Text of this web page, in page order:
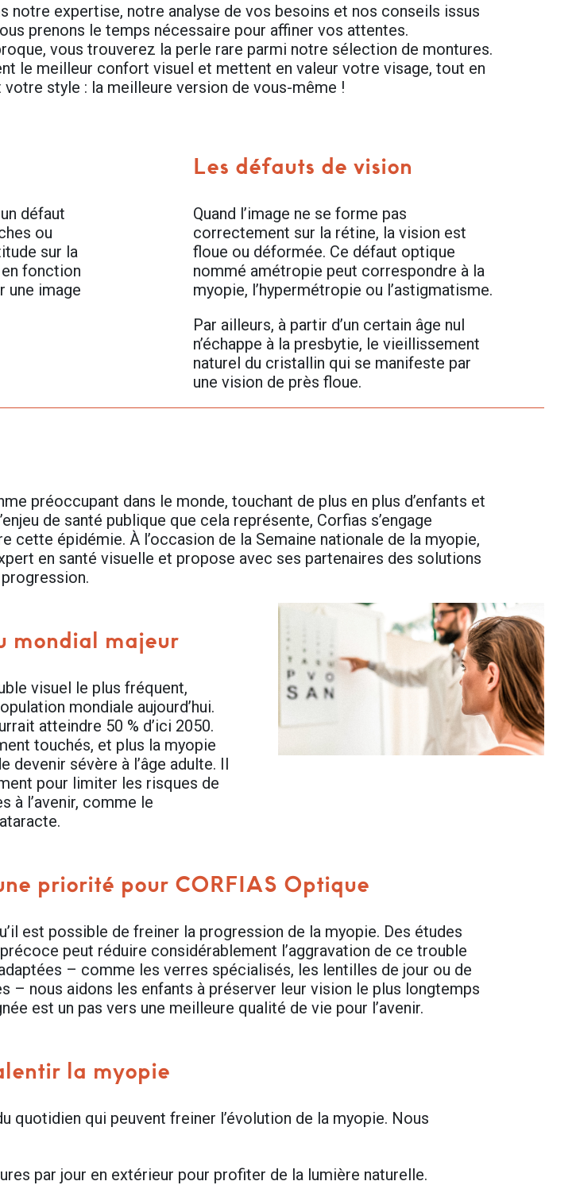
notre expertise, notre analyse de vos besoins et nos conseils issus
prenons le temps nécessaire pour affiner vos attentes.
vous trouverez la perle rare parmi notre sélection de montures.
le meilleur confort visuel et mettent en valeur votre visage, tout en
style : la meilleure version de vous-même !
défaut
ou
sur la
fonction
une image
Les défauts de vision
Quand l’image ne se forme pas
correctement sur la rétine, la vision est
floue ou déformée. Ce défaut optique
nommé amétropie peut correspondre à la
myopie, l’hypermétropie ou l’astigmatisme.
Par ailleurs, à partir d’un certain âge nul
n’échappe à la presbytie, le vieillissement
naturel du cristallin qui se manifeste par
une vision de près floue.
préoccupant dans le monde, touchant de plus en plus d’enfants et
de santé publique que cela représente, Corfias s’engage
cette épidémie. À l’occasion de la Semaine nationale de la myopie,
en santé visuelle et propose avec ses partenaires des solutions
mondial majeur
visuel le plus fréquent,
mondiale aujourd’hui.
atteindre 50 % d’ici 2050.
touchés, et plus la myopie
devenir sévère à l’âge adulte. Il
pour limiter les risques de
à l’avenir, comme le
priorité pour CORFIAS Optique
est possible de freiner la progression de la myopie. Des études
peut réduire considérablement l’aggravation de ce trouble
– comme les verres spécialisés, les lentilles de jour ou de
– nous aidons les enfants à préserver leur vision le plus longtemps
est un pas vers une meilleure qualité de vie pour l’avenir.
la myopie
quotidien qui peuvent freiner l’évolution de la myopie. Nous
par jour en extérieur pour profiter de la lumière naturelle.